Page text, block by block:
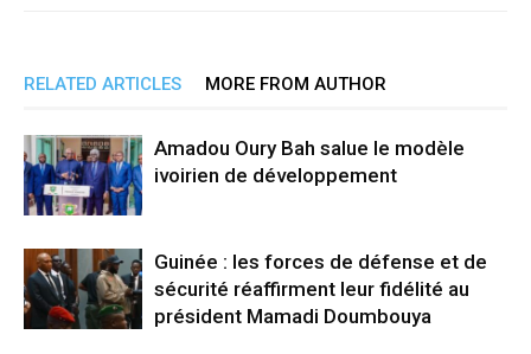
RELATED ARTICLES MORE FROM AUTHOR
Amadou Oury Bah salue le modèle
ivoirien de développement
Guinée : les forces de défense et de
sécurité réaffirment leur fidélité au
président Mamadi Doumbouya